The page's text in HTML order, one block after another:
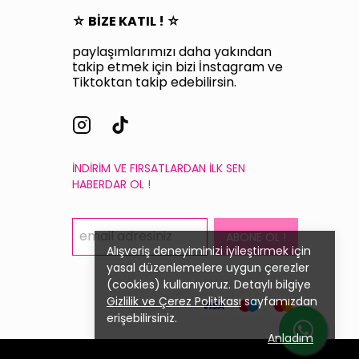
Alışveriş deneyiminizi iyileştirmek için
yasal düzenlemelere uygun çerezler
(cookies) kullanıyoruz. Detaylı bilgiye
Gizlilik ve Çerez Politikasısayfamızdan
erişebilirsiniz.
Anladım
☆ BİZE KATIL ! ☆
paylaşımlarımızı daha yakından
takip etmek için bizi İnstagram ve
Tiktoktan takip edebilirsin.
İNDİRİM VE FIRSATLARDAN İLK SEN
HABERDAR OL !
ABONE OL !